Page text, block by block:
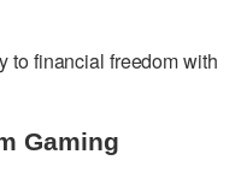
to financial freedom with
Gaming